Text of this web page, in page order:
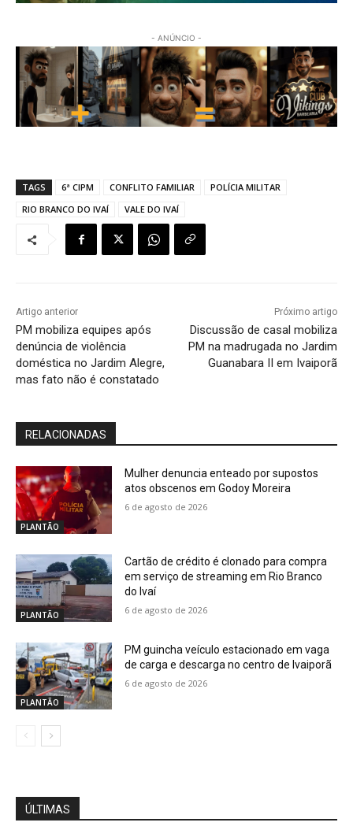
- ANÚNCIO -
TAGS 6ª CIPM CONFLITO FAMILIAR
POLÍCIA MILITAR
RIO BRANCO DO IVAÍ
VALE DO IVAÍ
Artigo anterior
PM mobiliza equipes após
denúncia de violência
doméstica no Jardim Alegre,
mas fato não é constatado
Próximo artigo
Discussão de casal mobiliza
PM na madrugada no Jardim
Guanabara II em Ivaiporã
RELACIONADAS
PLANTÃO
Mulher denuncia enteado por supostos
atos obscenos em Godoy Moreira
6 de agosto de 2026
PLANTÃO
Cartão de crédito é clonado para compra
em serviço de streaming em Rio Branco
do Ivaí
6 de agosto de 2026
PLANTÃO
PM guincha veículo estacionado em vaga
de carga e descarga no centro de Ivaiporã
6 de agosto de 2026
ÚLTIMAS